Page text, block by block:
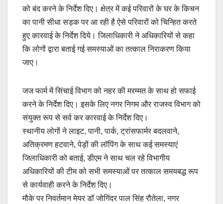
को बंद करने के निर्देश दिए। क्षेत्र में कई परिवारों के घर के किचन
का पानी सीधा सड़क पर आ रही है ऐसे परिवारों को चिन्हित करते
हुए कारवाई के निर्देश दिये। जिलाधिकारी ने अधिकारियों से कहा
कि लोगों द्वारा बताई गई समस्याओं का तत्काल निराकरण किया
जाए।
जज फार्म में सिंचाई विभाग को नहर की मरम्मत के साथ हो सफाई
करने के निर्देश दिए। इसके लिए नगर निगम और राजस्व विभाग को
संयुक्त रूप से सर्व कर कारवाई के निर्देश दिए।
स्थानीय लोगों ने लाइट, पानी, पार्क, ट्रांसफार्मर बदलवाने,
अतिक्रमण हटवाने, पेड़ों की लॉपिंग के साथ कई समस्याएं
जिलाधिकारी को बताई, डीएम ने साथ चल रहे विभागीय
अधिकारियों की टीम को सभी समस्याओं पर तत्काल समयबद्ध रूप
से कार्यवाही करने के निर्देश दिए।
मौके पर निवर्तमान मेयर डॉ जोगिंदर पाल सिंह रौतेला, नगर